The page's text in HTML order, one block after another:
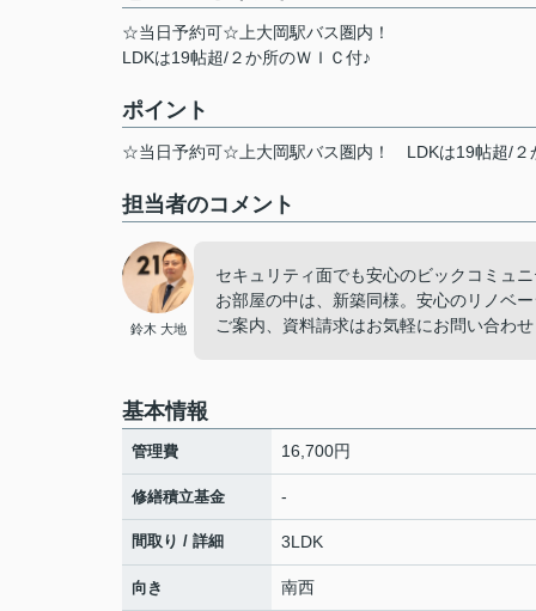
☆当日予約可☆上大岡駅バス圏内！
LDKは19帖超/２か所のＷＩＣ付♪
ポイント
☆当日予約可☆上大岡駅バス圏内！ LDKは19帖超/２
担当者のコメント
鈴木 大地
セキュリティ面でも安心のビックコミュ
お部屋の中は、新築同様。安心のリノベ
ご案内、資料請求はお気軽にお問い合わ
基本情報
管理費 16,700円
修繕積立基金 -
間取り / 詳細 3LDK
向き 南西